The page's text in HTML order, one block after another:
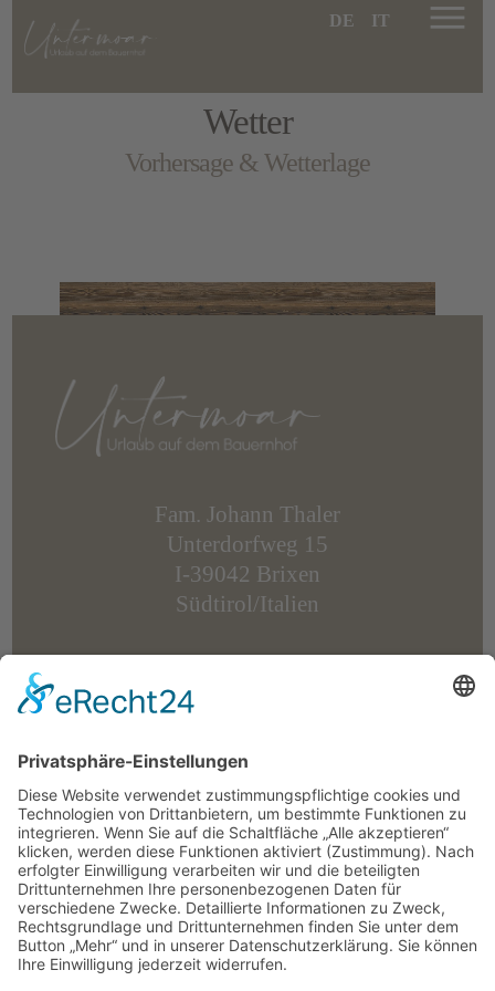
DE IT
Wetter
Vorhersage & Wetterlage
Fam. Johann Thaler
Unterdorfweg 15
I-39042 Brixen
Südtirol/Italien
Tel. +39 348 7722435
CIN: IT021011B5K65UMXBM
Anfahrt & Karte / Bildergalerie /
Veranstaltungen / Wetter
© untermoar.com Datenschutz
Impressum
powered by trend-media